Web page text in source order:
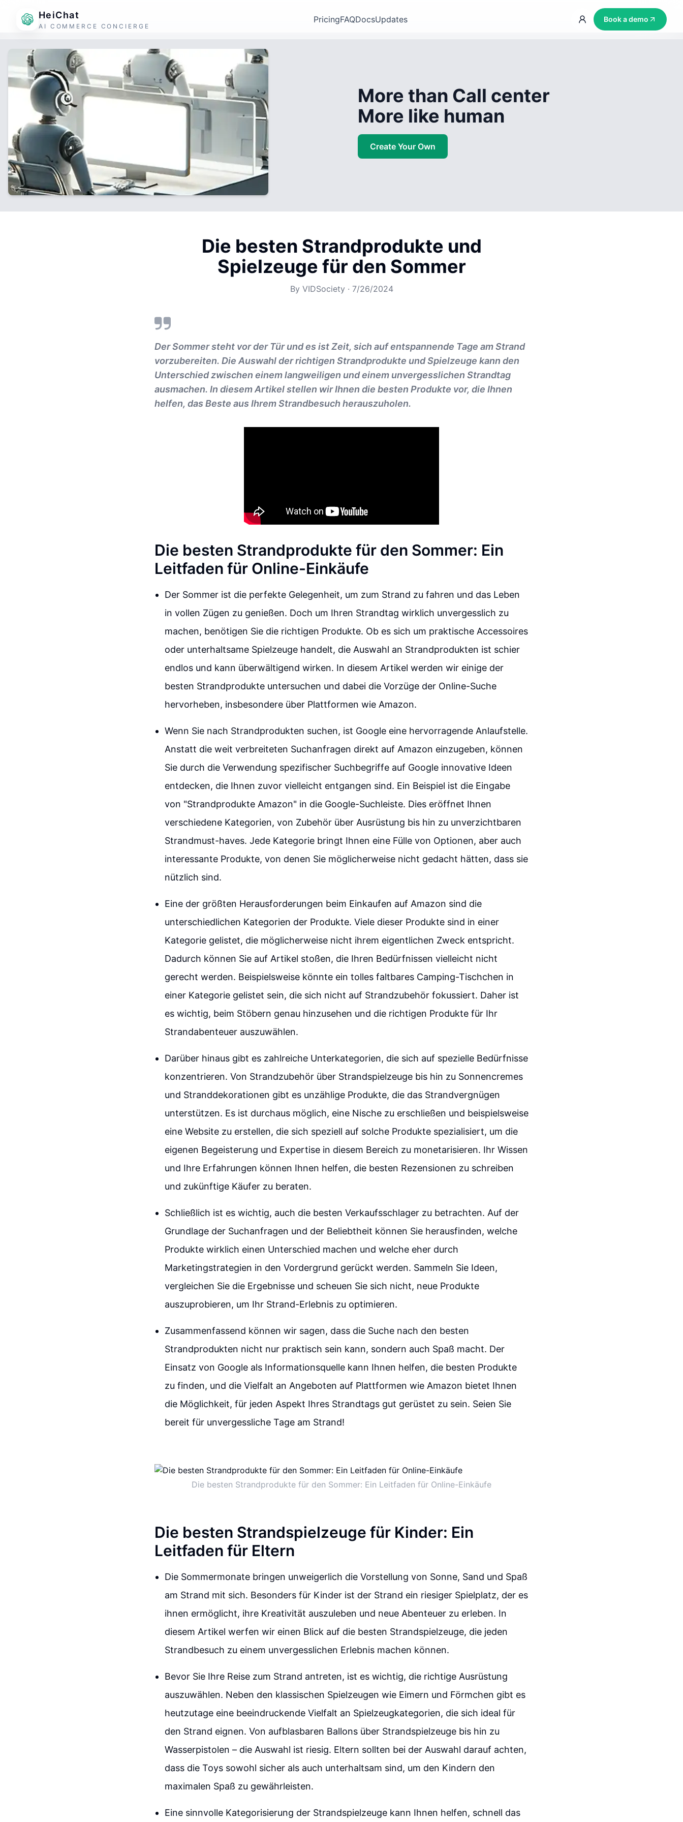
HeiChat
AI COMMERCE CONCIERGE
PricingFAQDocsUpdates Book a demo
More than Call center
More like human
Create Your Own
Die besten Strandprodukte und
Spielzeuge für den Sommer
By VIDSociety · 7/26/2024
Der Sommer steht vor der Tür und es ist Zeit, sich auf entspannende Tage am Strand
vorzubereiten. Die Auswahl der richtigen Strandprodukte und Spielzeuge kann den
Unterschied zwischen einem langweiligen und einem unvergesslichen Strandtag
ausmachen. In diesem Artikel stellen wir Ihnen die besten Produkte vor, die Ihnen
helfen, das Beste aus Ihrem Strandbesuch herauszuholen.
Die besten Strandprodukte für den Sommer: Ein
Leitfaden für Online-Einkäufe
Der Sommer ist die perfekte Gelegenheit, um zum Strand zu fahren und das Leben
in vollen Zügen zu genießen. Doch um Ihren Strandtag wirklich unvergesslich zu
machen, benötigen Sie die richtigen Produkte. Ob es sich um praktische Accessoires
oder unterhaltsame Spielzeuge handelt, die Auswahl an Strandprodukten ist schier
endlos und kann überwältigend wirken. In diesem Artikel werden wir einige der
besten Strandprodukte untersuchen und dabei die Vorzüge der Online-Suche
hervorheben, insbesondere über Plattformen wie Amazon.
Wenn Sie nach Strandprodukten suchen, ist Google eine hervorragende Anlaufstelle.
Anstatt die weit verbreiteten Suchanfragen direkt auf Amazon einzugeben, können
Sie durch die Verwendung spezifischer Suchbegriffe auf Google innovative Ideen
entdecken, die Ihnen zuvor vielleicht entgangen sind. Ein Beispiel ist die Eingabe
von "Strandprodukte Amazon" in die Google-Suchleiste. Dies eröffnet Ihnen
verschiedene Kategorien, von Zubehör über Ausrüstung bis hin zu unverzichtbaren
Strandmust-haves. Jede Kategorie bringt Ihnen eine Fülle von Optionen, aber auch
interessante Produkte, von denen Sie möglicherweise nicht gedacht hätten, dass sie
nützlich sind.
Eine der größten Herausforderungen beim Einkaufen auf Amazon sind die
unterschiedlichen Kategorien der Produkte. Viele dieser Produkte sind in einer
Kategorie gelistet, die möglicherweise nicht ihrem eigentlichen Zweck entspricht.
Dadurch können Sie auf Artikel stoßen, die Ihren Bedürfnissen vielleicht nicht
gerecht werden. Beispielsweise könnte ein tolles faltbares Camping-Tischchen in
einer Kategorie gelistet sein, die sich nicht auf Strandzubehör fokussiert. Daher ist
es wichtig, beim Stöbern genau hinzusehen und die richtigen Produkte für Ihr
Strandabenteuer auszuwählen.
Darüber hinaus gibt es zahlreiche Unterkategorien, die sich auf spezielle Bedürfnisse
konzentrieren. Von Strandzubehör über Strandspielzeuge bis hin zu Sonnencremes
und Stranddekorationen gibt es unzählige Produkte, die das Strandvergnügen
unterstützen. Es ist durchaus möglich, eine Nische zu erschließen und beispielsweise
eine Website zu erstellen, die sich speziell auf solche Produkte spezialisiert, um die
eigenen Begeisterung und Expertise in diesem Bereich zu monetarisieren. Ihr Wissen
und Ihre Erfahrungen können Ihnen helfen, die besten Rezensionen zu schreiben
und zukünftige Käufer zu beraten.
Schließlich ist es wichtig, auch die besten Verkaufsschlager zu betrachten. Auf der
Grundlage der Suchanfragen und der Beliebtheit können Sie herausfinden, welche
Produkte wirklich einen Unterschied machen und welche eher durch
Marketingstrategien in den Vordergrund gerückt werden. Sammeln Sie Ideen,
vergleichen Sie die Ergebnisse und scheuen Sie sich nicht, neue Produkte
auszuprobieren, um Ihr Strand-Erlebnis zu optimieren.
Zusammenfassend können wir sagen, dass die Suche nach den besten
Strandprodukten nicht nur praktisch sein kann, sondern auch Spaß macht. Der
Einsatz von Google als Informationsquelle kann Ihnen helfen, die besten Produkte
zu finden, und die Vielfalt an Angeboten auf Plattformen wie Amazon bietet Ihnen
die Möglichkeit, für jeden Aspekt Ihres Strandtags gut gerüstet zu sein. Seien Sie
bereit für unvergessliche Tage am Strand!
Die besten Strandprodukte für den Sommer: Ein Leitfaden für Online-Einkäufe
Die besten Strandspielzeuge für Kinder: Ein
Leitfaden für Eltern
Die Sommermonate bringen unweigerlich die Vorstellung von Sonne, Sand und Spaß
am Strand mit sich. Besonders für Kinder ist der Strand ein riesiger Spielplatz, der es
ihnen ermöglicht, ihre Kreativität auszuleben und neue Abenteuer zu erleben. In
diesem Artikel werfen wir einen Blick auf die besten Strandspielzeuge, die jeden
Strandbesuch zu einem unvergesslichen Erlebnis machen können.
Bevor Sie Ihre Reise zum Strand antreten, ist es wichtig, die richtige Ausrüstung
auszuwählen. Neben den klassischen Spielzeugen wie Eimern und Förmchen gibt es
heutzutage eine beeindruckende Vielfalt an Spielzeugkategorien, die sich ideal für
den Strand eignen. Von aufblasbaren Ballons über Strandspielzeuge bis hin zu
Wasserpistolen – die Auswahl ist riesig. Eltern sollten bei der Auswahl darauf achten,
dass die Toys sowohl sicher als auch unterhaltsam sind, um den Kindern den
maximalen Spaß zu gewährleisten.
Eine sinnvolle Kategorisierung der Strandspielzeuge kann Ihnen helfen, schnell das